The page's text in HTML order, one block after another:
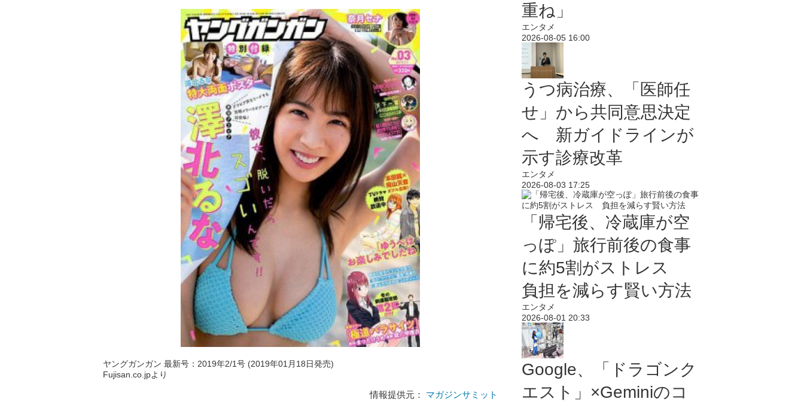
ヤングガンガン 最新号：2019年2/1号 (2019年01月18日発売)
Fujisan.co.jpより
情報提供元： マガジンサミット
重ね」
エンタメ
2026-08-05 16:00
うつ病治療、「医師任
せ」から共同意思決定
へ 新ガイドラインが
示す診療改革
エンタメ
2026-08-03 17:25
「帰宅後、冷蔵庫が空
っぽ」旅行前後の食事
に約5割がストレス
負担を減らす賢い方法
エンタメ
2026-08-01 20:33
Google、「ドラゴンク
エスト」×Geminiのコ